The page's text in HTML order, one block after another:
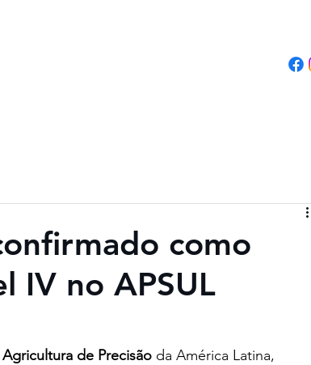
como
IV no APSUL
Agricultura de Precisão da América Latina,